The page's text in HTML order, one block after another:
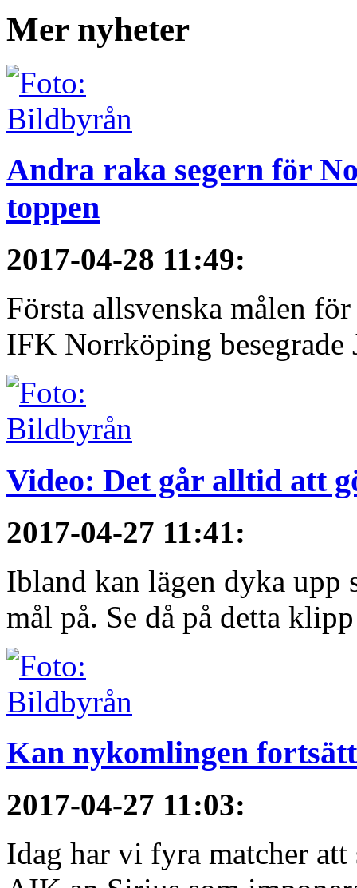
Mer nyheter
Andra raka segern för
toppen
2017-04-28 11:49:
Första allsvenska målen
IFK Norrköping besegrade
Video: Det går alltid att
2017-04-27 11:41 :
Ibland kan lägen dyka upp
mål på. Se då på detta
Kan nykomlingen
2017-04-27 11:03:
Idag har vi fyra matcher